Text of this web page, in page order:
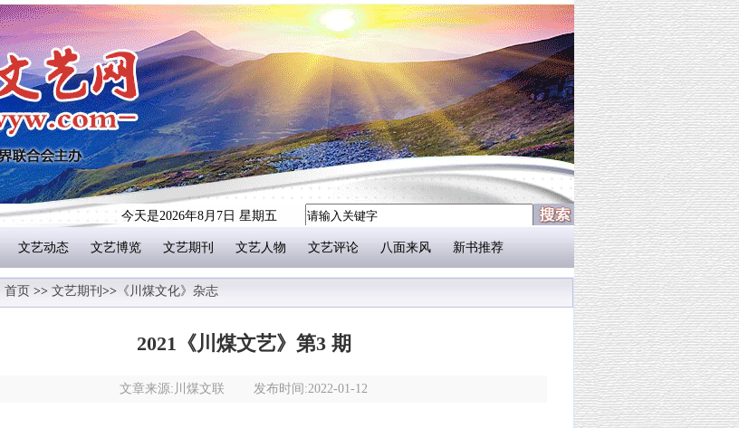
今天是2026年8月7日 星期五
文艺动态 文艺博览 文艺期刊 文艺人物 文艺评论 八面来风 新书推荐
首页 >> 文艺期刊 >> 《川煤文化》杂志
2021《川煤文艺》第3 期
文章来源:川煤文联 发布时间:2022-01-12